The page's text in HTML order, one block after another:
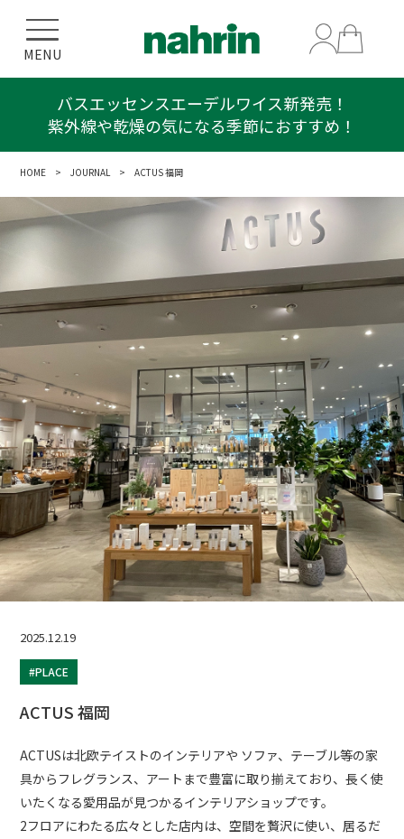
MENU
バスエッセンスエーデルワイス新発売！
紫外線や乾燥の気になる季節におすすめ！
HOME >JOURNAL> ACTUS 福岡
2025.12.19
#PLACE
ACTUS 福岡
ACTUSは北欧テイストのインテリアや ソファ、テーブル等の家
具からフレグランス、アートまで豊富に取り揃えており、長く使
いたくなる愛用品が見つかるインテリアショップです。
2フロアにわたる広々とした店内は、空間を贅沢に使い、居るだ